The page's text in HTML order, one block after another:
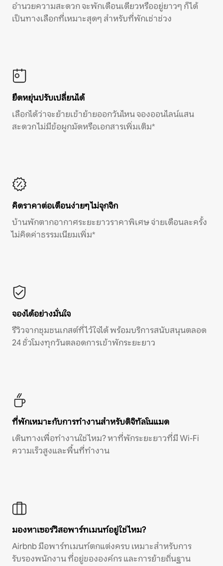
อำนวยความสะดวก จะพักเดือนเดียวหรืออยู่ยาวๆ ก็ได้
เป็นทางเลือกที่เหมาะสุดๆ สำหรับที่พักเช่าช่วง
ยืดหยุ่นปรับเปลี่ยนได้
เลือกได้ว่าจะย้ายเข้าย้ายออกวันไหน จองออนไลน์แสน
สะดวก ไม่มีข้อผูกมัดหรือเอกสารเพิ่มเติม*
คิดราคาต่อเดือนง่ายๆ ไม่จุกจิก
บ้านพักตากอากาศระยะยาวราคาพิเศษ จ่ายเดือนละครั้ง
ไม่คิดค่าธรรมเนียมเพิ่ม*
จองได้อย่างมั่นใจ
รีวิวจากชุมชนเกสต์ที่ไว้ใจได้ พร้อมบริการสนับสนุนตลอด
24 ชั่วโมงทุกวันตลอดการเข้าพักระยะยาว
ที่พักเหมาะกับการทำงานสำหรับดิจิทัลโนแมด
เดินทางเพื่อทำงานใช่ไหม? หาที่พักระยะยาวที่มี Wi-Fi
ความเร็วสูงและพื้นที่ทำงาน
มองหาเซอร์วิสอพาร์ทเมนท์อยู่ใช่ไหม?
Airbnb มีอพาร์ทเมนท์ตกแต่งครบ เหมาะสำหรับการ
รับรองพนักงาน ที่อยู่ขององค์กร และการย้ายถิ่นฐาน